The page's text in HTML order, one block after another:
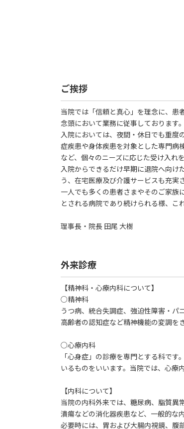
ご挨拶
当院では「信頼と真心」を理念に、患
念頭において業務に従事しております。
入院においては、夜間・休日でも重度
症疾患や身体疾患を対象とした専門病
など、個々のニーズに応じた受け入れ
入院からできるだけ早期に退院へ向け
う、在宅医療及び介護サービスも充実
一人でも多くの患者さまやそのご家族
とされる病院であり続けられる様、こ
理事長・院長 田尾 大樹
外来診療
【精神科・心療内科について】
○精神科
うつ病、統合失調症、強迫性障害・パ
高齢者の認知症など精神機能の変調を
○心療内科
「心身症」の診療を専門とする科で
いるものをいいます。当院では、心療
【内科について】
当院の内科外来では、糖尿病、脂質異
潰瘍などの消化器疾患など、一般的な
必要時には、胃および大腸内視鏡、腹